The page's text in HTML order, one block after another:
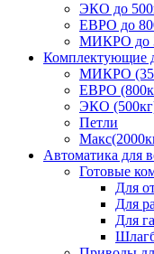
ЭКО до
ЕВРО до
МИКРО до
Комплектующие
МИКРО
ЕВРО
ЭКО
Петли
Автоматика для
Готовые
Для
Для
Для